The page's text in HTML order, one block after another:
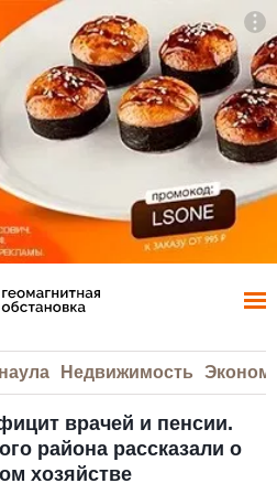
Недвижимость
врачей и пенсии.
района рассказали о
хозяйстве